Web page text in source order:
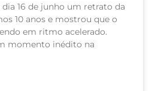
16 de junho um retrato da
10 anos e mostrou que o
em ritmo acelerado.
momento inédito na